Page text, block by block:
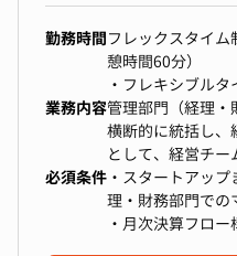
選択中の条件 すべてク
CFO（ファイナンスな
300万円以上〜上限なし
勤務時間フレックスタイム制 ※標準労働時間８時間
憩時間60分）
・フレキシブルタ
始業時間帯：5:00
終業時間帯：
・コアタイム：
※業務の都合によ
※所定時間を超え
業務内容管理部門（経理・
横断的に統括し、
として、経営チー
組織基盤の強化と
いただきます。
必須条件 ・スタートアッ
理・財務部門での
・月次決算フロ